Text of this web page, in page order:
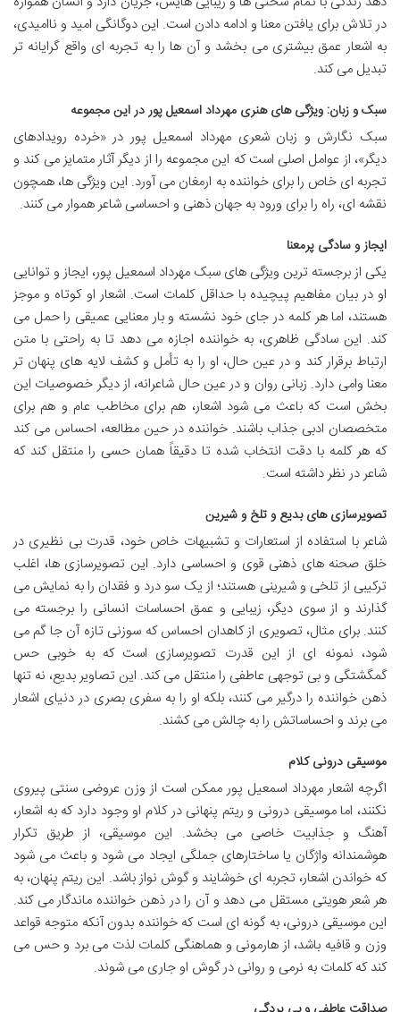
در تلاش برای یافتن معنا و ادامه دادن است. این دوگانگی امید و ناامیدی،
به اشعار عمق بیشتری می بخشد و آن ها را به تجربه ای واقع گرایانه تر
تبدیل می کند.
سبک و زبان: ویژگی های هنری مهرداد اسمعیل پور در این مجموعه
سبک نگارش و زبان شعری مهرداد اسمعیل پور در «خرده رویدادهای
دیگر»، از عوامل اصلی است که این مجموعه را از دیگر آثار متمایز می کند و
تجربه ای خاص را برای خواننده به ارمغان می آورد. این ویژگی ها، همچون
نقشه ای، راه را برای ورود به جهان ذهنی و احساسی شاعر هموار می کنند.
ایجاز و سادگی پرمعنا
یکی از برجسته ترین ویژگی های سبک مهرداد اسمعیل پور، ایجاز و توانایی
او در بیان مفاهیم پیچیده با حداقل کلمات است. اشعار او کوتاه و موجز
هستند، اما هر کلمه در جای خود نشسته و بار معنایی عمیقی را حمل می
کند. این سادگی ظاهری، به خواننده اجازه می دهد تا به راحتی با متن
ارتباط برقرار کند و در عین حال، او را به تأمل و کشف لایه های پنهان تر
معنا وامی دارد. زبانی روان و در عین حال شاعرانه، از دیگر خصوصیات این
بخش است که باعث می شود اشعار، هم برای مخاطب عام و هم برای
متخصصان ادبی جذاب باشند. خواننده در حین مطالعه، احساس می کند
که هر کلمه با دقت انتخاب شده تا دقیقاً همان حسی را منتقل کند که
شاعر در نظر داشته است.
تصویرسازی های بدیع و تلخ و شیرین
شاعر با استفاده از استعارات و تشبیهات خاص خود، قدرت بی نظیری در
خلق صحنه های ذهنی قوی و احساسی دارد. این تصویرسازی ها، اغلب
ترکیبی از تلخی و شیرینی هستند؛ از یک سو درد و فقدان را به نمایش می
گذارند و از سوی دیگر، زیبایی و عمق احساسات انسانی را برجسته می
کنند. برای مثال، تصویری از کاهدان احساس که سوزنی تازه آن جا گم می
شود، نمونه ای از این قدرت تصویرسازی است که به خوبی حس
گمگشتگی و بی توجهی عاطفی را منتقل می کند. این تصاویر بدیع، نه تنها
ذهن خواننده را درگیر می کنند، بلکه او را به سفری بصری در دنیای اشعار
می برند و احساساتش را به چالش می کشند.
موسیقی درونی کلام
اگرچه اشعار مهرداد اسمعیل پور ممکن است از وزن عروضی سنتی پیروی
نکنند، اما موسیقی درونی و ریتم پنهانی در کلام او وجود دارد که به اشعار،
آهنگ و جذابیت خاصی می بخشد. این موسیقی، از طریق تکرار
هوشمندانه واژگان یا ساختارهای جملگی ایجاد می شود و باعث می شود
که خواندن اشعار، تجربه ای خوشایند و گوش نواز باشد. این ریتم پنهان، به
هر شعر هویتی مستقل می دهد و آن را در ذهن خواننده ماندگار می کند.
این موسیقی درونی، به گونه ای است که خواننده بدون آنکه متوجه قواعد
وزن و قافیه باشد، از هارمونی و هماهنگی کلمات لذت می برد و حس می
کند که کلمات به نرمی و روانی در گوش او جاری می شوند.